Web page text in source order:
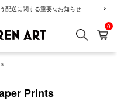
配送に関する重要なお知らせ
GREENROOM
検索 カ
0
Prints